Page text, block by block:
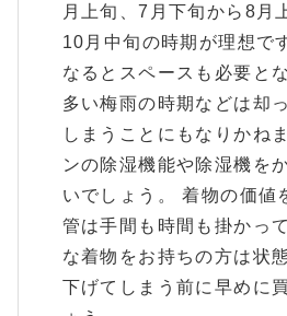
月上旬、7月下旬から8月
10月中旬の時期が理想で
なるとスペースも必要と
多い梅雨の時期などは却
しまうことにもなりかね
ンの除湿機能や除湿機を
いでしょう。 着物の価値
管は手間も時間も掛かっ
な着物をお持ちの方は状
下げてしまう前に早めに